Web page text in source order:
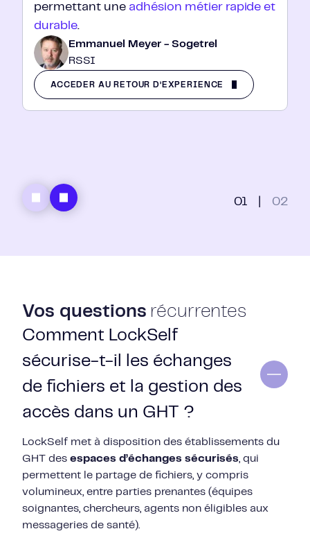
permettant une adhésion métier rapide et
durable.
Emmanuel Meyer - Sogetrel
RSSI
ACCÉDER AU RETOUR D’EXPÉRIENCE
01 02
Vos questions récurrentes
Comment LockSelf
sécurise-t-il les échanges
de fichiers et la gestion des
accès dans un GHT ?
LockSelf met à disposition des établissements du
GHT des espaces d’échanges sécurisés, qui
permettent le partage de fichiers, y compris
volumineux, entre parties prenantes (équipes
soignantes, chercheurs, agents non éligibles aux
messageries de santé).